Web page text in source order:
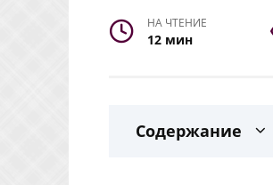
НА ЧТЕНИЕ
12 мин
Содержание